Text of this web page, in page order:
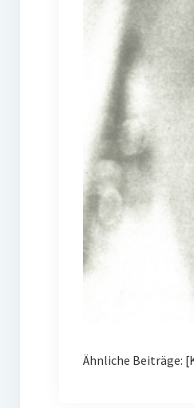
Ähnliche Beiträge: